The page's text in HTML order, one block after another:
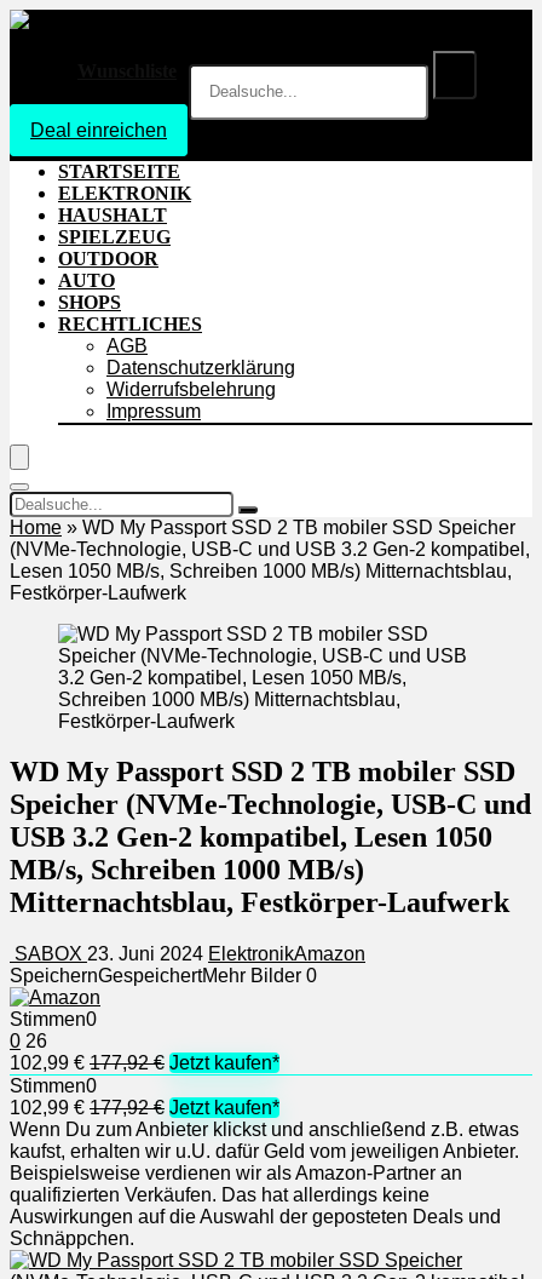
Deal einreichen
STARTSEITE
ELEKTRONIK
HAUSHALT
SPIELZEUG
OUTDOOR
AUTO
SHOPS
RECHTLICHES
AGB
Datenschutzerklärung
Widerrufsbelehrung
Impressum
Home » WD My Passport SSD 2 TB mobiler SSD Speicher
(NVMe-Technologie, USB-C und USB 3.2 Gen-2 kompatibel,
Lesen 1050 MB/s, Schreiben 1000 MB/s) Mitternachtsblau,
Festkörper-Laufwerk
WD My Passport SSD 2 TB mobiler SSD
Speicher (NVMe-Technologie, USB-C und
USB 3.2 Gen-2 kompatibel, Lesen 1050
MB/s, Schreiben 1000 MB/s)
Mitternachtsblau, Festkörper-Laufwerk
SABOX 23. Juni 2024 ElektronikAmazon
SpeichernGespeichertMehr Bilder 0
Stimmen0
0 26
102,99 € 177,92 € Jetzt kaufen*
Stimmen0
102,99 € 177,92 € Jetzt kaufen*
Wenn Du zum Anbieter klickst und anschließend z.B. etwas
kaufst, erhalten wir u.U. dafür Geld vom jeweiligen Anbieter.
Beispielsweise verdienen wir als Amazon-Partner an
qualifizierten Verkäufen. Das hat allerdings keine
Auswirkungen auf die Auswahl der geposteten Deals und
Schnäppchen.